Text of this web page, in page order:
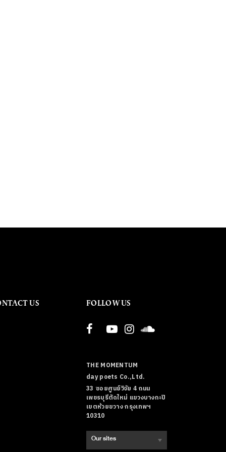
US FOLLOW US
THE MOMENTUM
day poets Co.,Ltd.
33 ซอยศูนย์วิจัย 4 ถนน
เพชรบุรีตัดใหม่ แขวงบางกะปิ
เขตห้วยขวาง กรุงเทพฯ
10310